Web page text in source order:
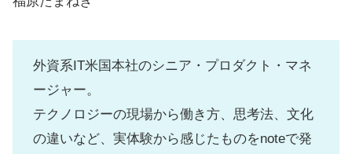
外資系IT米国本社のシニア・プロダクト・マネ
ージャー。
テクノロジーの現場から働き方、思考法、文化
の違いなど、実体験から感じたものをnoteで発